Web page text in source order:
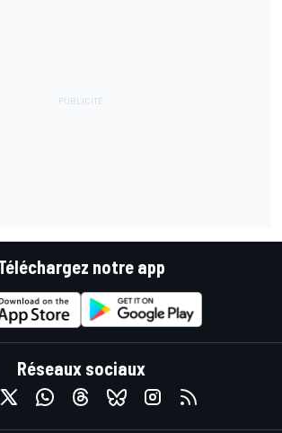
notre app
Réseaux sociaux